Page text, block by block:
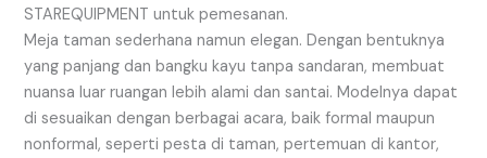
STAREQUIPMENT untuk pemesanan.
Meja taman sederhana namun elegan. Dengan bentuknya
yang panjang dan bangku kayu tanpa sandaran, membuat
nuansa luar ruangan lebih alami dan santai. Modelnya dapat
di sesuaikan dengan berbagai acara, baik formal maupun
nonformal, seperti pesta di taman, pertemuan di kantor,